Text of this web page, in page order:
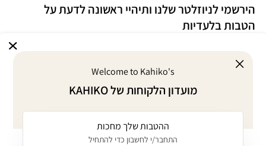
הירשמי לניוזלטר שלנו ותיהיי ראשונה לדעת על
הטבות בלעדיות
אני מסכימ/ה לדיוור במייל על הטבות ומבצעים
Welcome to Kahiko's
מועדון הלקוחות של KAHIKO
ההטבות שלך מחכות
התחבר/י לחשבון כדי להתחיל